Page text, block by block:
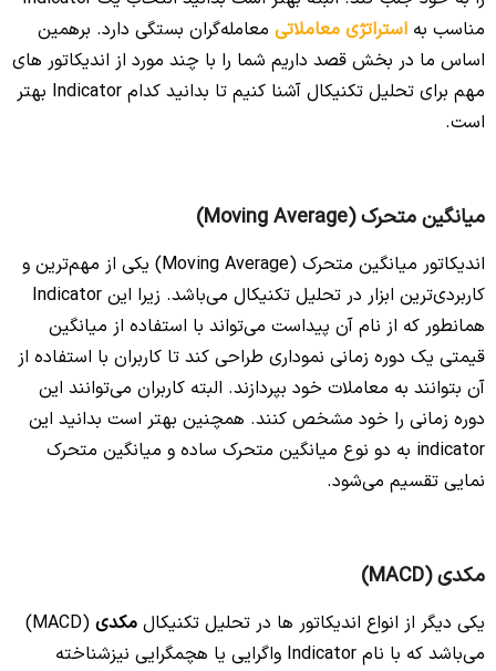
مناسب به استراتژی معاملاتی معامله‌گران بستگی دارد. برهمین
اساس ما در بخش قصد داریم شما را با چند مورد از اندیکاتور های
مهم برای تحلیل تکنیکال آشنا کنیم تا بدانید کدام Indicator بهتر
است.
میانگین متحرک (Moving Average)
اندیکاتور میانگین متحرک (Moving Average) یکی از مهم‌ترین و
کاربردی‌ترین ابزار در تحلیل تکنیکال می‌باشد. زیرا این Indicator
همانطور که از نام آن پیداست می‌تواند با استفاده از میانگین
قیمتی یک دوره زمانی نموداری طراحی کند تا کاربران با استفاده از
آن بتوانند به معاملات خود بپردازند. البته کاربران می‌توانند این
دوره زمانی را خود مشخص کنند. همچنین بهتر است بدانید این
indicator به دو نوع میانگین متحرک ساده و میانگین متحرک
نمایی تقسیم می‌شود.
مکدی (MACD)
یکی دیگر از انواع اندیکاتور ها در تحلیل تکنیکال مکدی
(MACD)
می‌باشد که با نام Indicator واگرایی یا هچمگرایی نیزشناخته